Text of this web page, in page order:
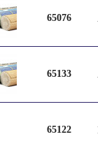
65076
65133
65122